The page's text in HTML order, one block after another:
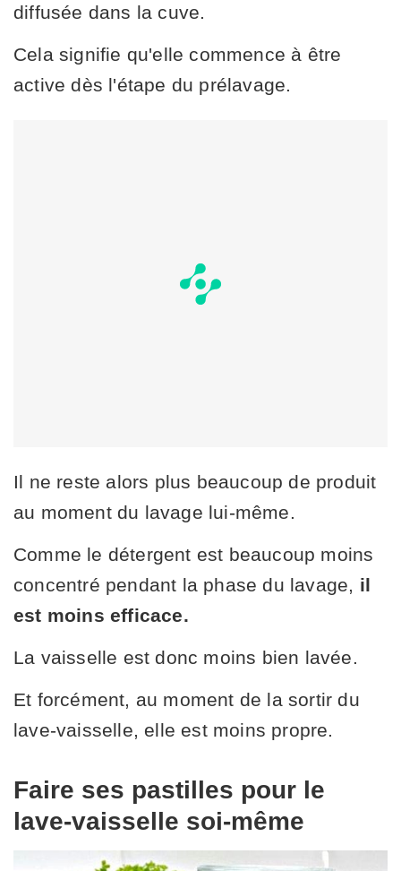
diffusée dans la cuve.
Cela signifie qu'elle commence à être
active dès l'étape du prélavage.
Il ne reste alors plus beaucoup de produit
au moment du lavage lui-même.
Comme le détergent est beaucoup moins
concentré pendant la phase du lavage, il
est moins efficace.
La vaisselle est donc moins bien lavée.
Et forcément, au moment de la sortir du
lave-vaisselle, elle est moins propre.
Faire ses pastilles pour le
lave-vaisselle soi-même